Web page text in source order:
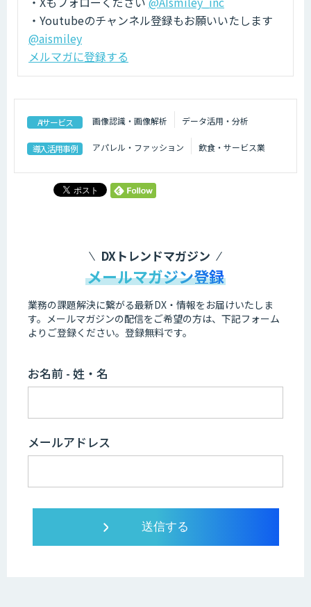
・Youtubeのチャンネル登録もお願いいたします
@aismiley
メルマガに登録する
AIサービス 画像認識・画像解析 データ活用・分析
導入活用事例 アパレル・ファッション 飲食・サービス業
DXトレンドマガジン
メールマガジン登録
業務の課題解決に繋がる最新DX・情報をお届けいたしま
す。 メールマガジンの配信をご希望の方は、下記フォーム
よりご登録ください。登録無料です。
お名前 - 姓・名
メールアドレス